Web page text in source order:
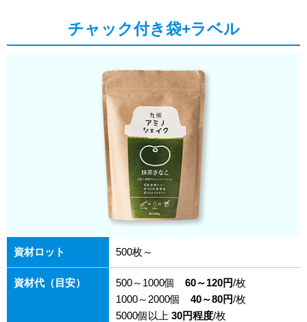
チャック付き袋+ラベル
資材ロット 500枚～
資材代（目安） 500～1000個60～120円/枚
1000～2000個40～80円/枚
5000個以上30円程度/枚